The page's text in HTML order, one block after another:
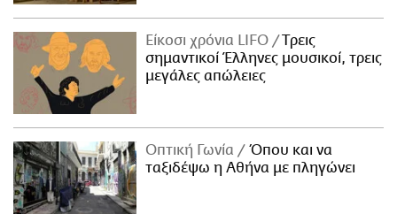
Είκοσι χρόνια LIFO
Tρεις
σημαντικοί Έλληνες μουσικοί, τρεις
μεγάλες απώλειες
Οπτική Γωνία
Όπου και να
ταξιδέψω η Αθήνα με πληγώνει